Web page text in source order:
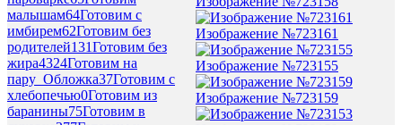
малышам64Готовим с
имбирем62Готовим без
родителей131Готовим без
жира4324Готовим на
пару_Обложка37Готовим с
хлебопечью0Готовим из
баранины75Готовим в
Изображение №723161
Изображение №723155
Изображение №723159